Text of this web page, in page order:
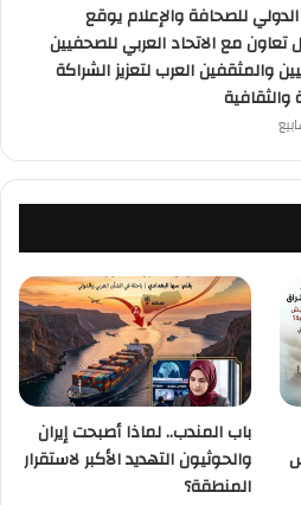
للصحافة والإعلام يوقع
تعاون مع الاتحاد العربي للصحفيين
والمثقفين العرب لتعزيز الشراكة
والثقافية
باب المندب.. لماذا أصبحت إيران
والحوثيون التهديد الأكبر لاستقرار
المنطقة؟